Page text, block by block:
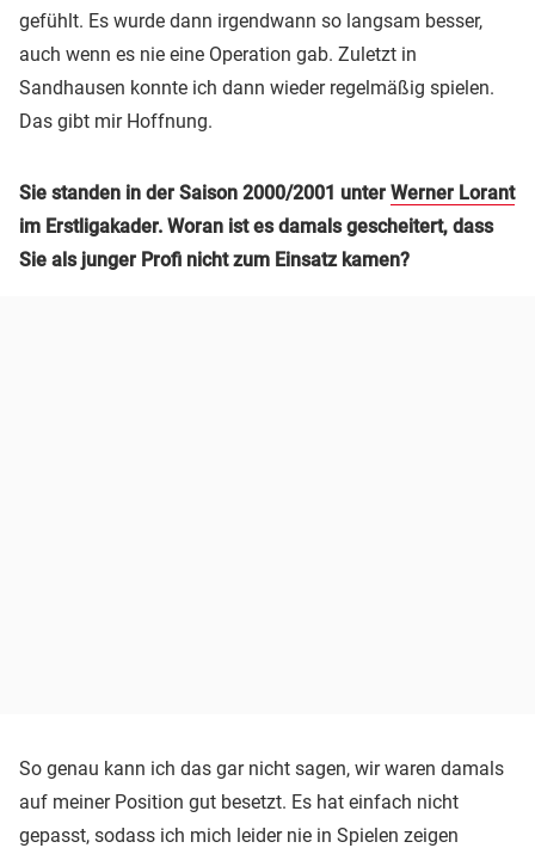
gefühlt. Es wurde dann irgendwann so langsam besser,
auch wenn es nie eine Operation gab. Zuletzt in
Sandhausen konnte ich dann wieder regelmäßig spielen.
Das gibt mir Hoffnung.
Sie standen in der Saison 2000/2001 unter Werner Lorant
im Erstligakader. Woran ist es damals gescheitert, dass
Sie als junger Profi nicht zum Einsatz kamen?
So genau kann ich das gar nicht sagen, wir waren damals
auf meiner Position gut besetzt. Es hat einfach nicht
gepasst, sodass ich mich leider nie in Spielen zeigen